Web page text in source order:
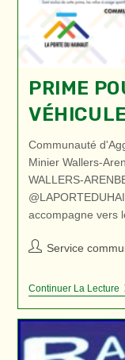
PRIME
Communauté
Minier Wallers-
WALLERS-
accompagne vers
Auteur/autrice
publication :
Service
Continuer La Lecture